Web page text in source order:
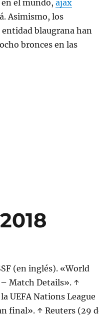
el mundo, ajax
Asimismo, los
blaugrana han
bronces en las
(en inglés). «World
Match Details». ↑
UEFA Nations League
final». ↑ Reuters (29